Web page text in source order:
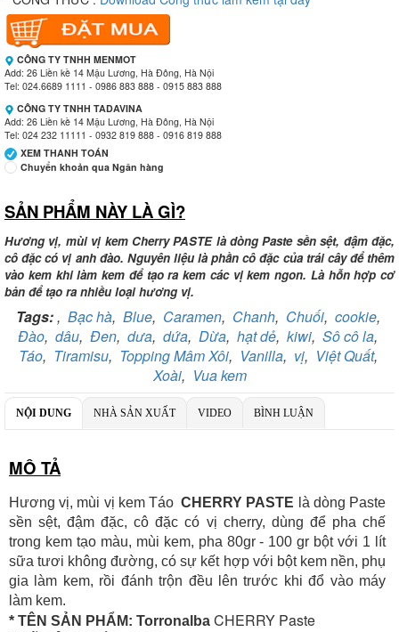
CÔNG TY TNHH MENMOT
Add: 26 Liền kề 14 Mậu Lương, Hà Đông, Hà Nội
Tel: 024.6689 1111 - 0986 883 888 - 0915 883 888
CÔNG TY TNHH TADAVINA
Add: 26 Liền kề 14 Mậu Lương, Hà Đông, Hà Nội
Tel: 024 232 11111 - 0932 819 888 - 0916 819 888
XEM THANH TOÁN
Chuyển khoản qua Ngân hàng
Ngân hàng Ngoại thương Việt Nam
Chi nhánh:
Chủ TK:
CÔNG TY TNHH MENMOT
Số TK:
069 1000 811 888
Ngân hàng Ngoại thương Việt Nam
Chi nhánh:
Vietcombank Tây Hà Nội
Chủ TK:
CÔNG TY TNHH TADAVINA
Số TK:
069 1000 886 001
Ngân hàng TMCP Việt Nam Thịnh Vượng
Chi nhánh:
Chi nhánh VBbank Hà Nội
Chủ TK:
Nguyễn Văn Tuấn
Số TK:
222 899 001
SẢN PHẨM NÀY LÀ GÌ?
Hương vị, mùi vị kem Cherry PASTE là dòng Paste sền sệt, đậm đặc,
cô đặc có vị anh đào. Nguyên liệu là phần cô đặc của trái cây để thêm
vào kem khi làm kem để tạo ra kem các vị kem ngon. Là hỗn hợp cơ
bản để tạo ra nhiều loại hương vị.
Tags:, Bạc hà, Blue, Caramen, Chanh, Chuối, cookie,
Đào, dâu, Đen, dưa, dứa, Dừa, hạt dẻ, kiwi, Sô cô la,
Táo, Tiramisu, Topping Mâm Xôi, Vanilla, vị, Việt Quất,
Xoài, Vua kem
NỘI DUNG NHÀ SẢN XUẤT VIDEO BÌNH LUẬN
MÔ TẢ
Hương vị, mùi vị kem Táo CHERRY PASTE là dòng Paste
sền sệt, đậm đặc, cô đặc có vị cherry, dùng để pha chế
trong kem tạo màu, mùi kem, pha 80gr - 100 gr bột với 1 lít
sữa tươi không đường, có sự kết hợp với bột kem nền, phụ
gia làm kem, rồi đánh trộn đều lên trước khi đổ vào máy
làm kem.
* TÊN SẢN PHẨM: Torronalba CHERRY Paste